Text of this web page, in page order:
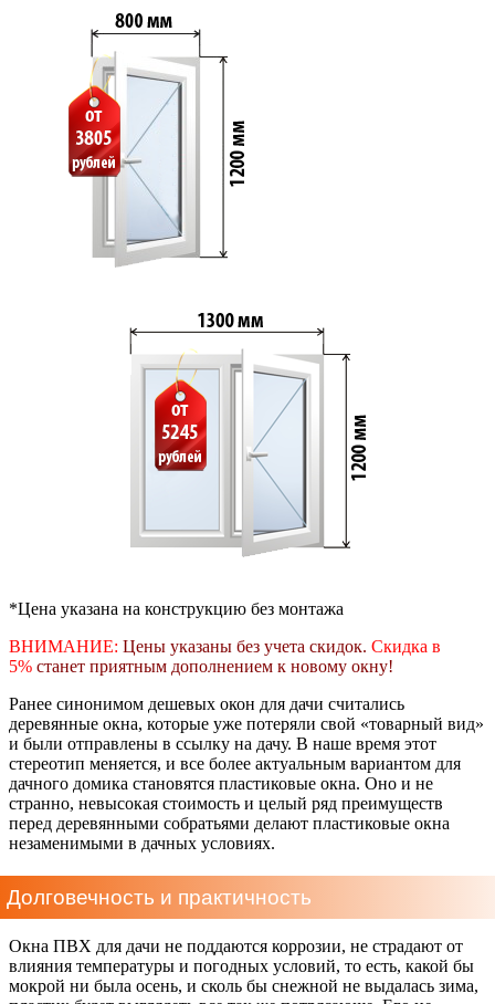
*Цена указана на конструкцию без монтажа
ВНИМАНИЕ: Цены указаны без учета скидок. Скидка в
5% станет приятным дополнением к новому окну!
Ранее синонимом дешевых окон для дачи считались
деревянные окна, которые уже потеряли свой «товарный вид»
и были отправлены в ссылку на дачу. В наше время этот
стереотип меняется, и все более актуальным вариантом для
дачного домика становятся пластиковые окна. Оно и не
странно, невысокая стоимость и целый ряд преимуществ
перед деревянными собратьями делают пластиковые окна
незаменимыми в дачных условиях.
Долговечность и практичность
Окна ПВХ для дачи не поддаются коррозии, не страдают от
влияния температуры и погодных условий, то есть, какой бы
мокрой ни была осень, и сколь бы снежной не выдалась зима,